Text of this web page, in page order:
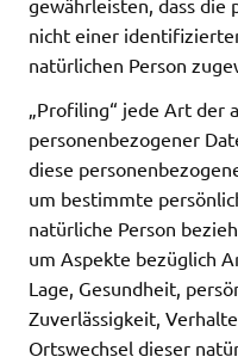
nicht einer
natürlichen Person
„Profiling“ jede Art
personenbezogener
diese
um bestimmte
natürliche Person
um Aspekte bezüglich
Lage, Gesundheit,
Zuverlässigkeit,
Ortswechsel dieser